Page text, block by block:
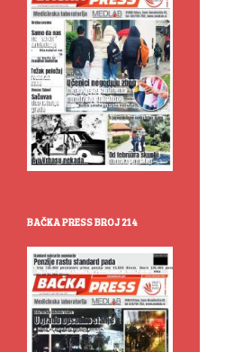
BAČKA PRESS BROJ 214